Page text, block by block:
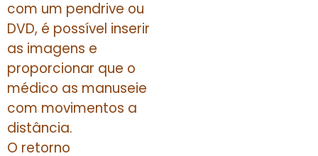
com um pendrive ou
DVD, é possível inserir
as imagens e
proporcionar que o
médico as manuseie
com movimentos a
distância.
O retorno